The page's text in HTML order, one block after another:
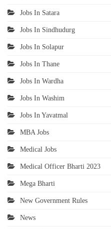
Jobs In Satara
Jobs In Sindhudurg
Jobs In Solapur
Jobs In Thane
Jobs In Wardha
Jobs In Washim
Jobs In Yavatmal
MBA Jobs
Medical Jobs
Medical Officer Bharti 2023
Mega Bharti
New Government Rules
News